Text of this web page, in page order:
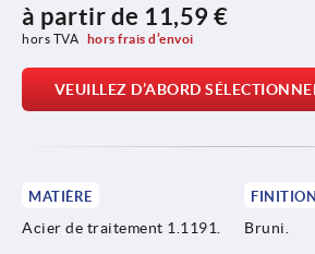
à partir de 11,59 €
hors TVA hors frais d’envoi
VEUILLEZ D’ABORD
MATIÈRE
Acier de traitement 1.1191.
FINITION
Bruni.